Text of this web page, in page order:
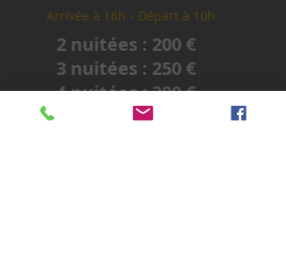
Arrivée à 16h - Départ à 10h
2 nuitées : 200 €
3 nuitées : 250 €
4 nuitées : 300 €
5 nuitées : 320 €